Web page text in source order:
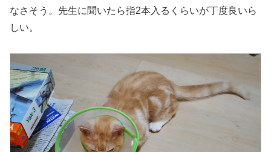
なさそう。先生に聞いたら指2本入るくらいが丁度良いら
しい。